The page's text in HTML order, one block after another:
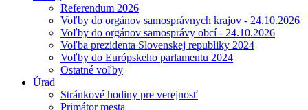
Referendum 2026
Voľby do orgánov samosprávnych krajov - 24.10.2026
Voľby do orgánov samosprávy obcí - 24.10.2026
Voľba prezidenta Slovenskej republiky 2024
Voľby do Európskeho parlamentu 2024
Ostatné voľby
Úrad
Stránkové hodiny pre verejnosť
Primátor mesta